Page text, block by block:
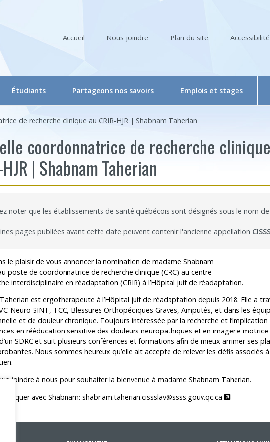
Accueil Nous joindre Plan du site Accessibilité
gestionnaires
recherche
CRIR
à la recherche
: Soutien financier
membre
Étudiants
Comité étudiant du CRIR
Ateliers – Événements | Étudiant
Programme « Bourses d’études supérieures du CRIR »
Carrefour des savoirs : pour la relève en santé et services sociaux
Faire un stage de recherche
Étudiants internationaux
Comment devenir membre
Partageons nos savoirs
Ateliers et conférences
Événements
CRIR Branché
Prix de reconnaissance Eva Kehayia et Bonnie Swaine
Publications en libre accès
Réaliser une affiche scientifique
Recherche en temps de pandémie
Rapports à consulter
Outils
Archives
Emplois et stages
de recherche clinique au CRIR-HJR | Shabnam Taherian
coordonnatrice de recherche
| Shabnam Taherian
noter que les établissements de santé québécois sont désignés sous le nom de
pages publiées avant cette date peuvent contenir l'ancienne appellation
le plaisir de vous annoncer la nomination de madame Shabnam
poste de coordonnatrice de recherche clinique (CRC) au centre
interdisciplinaire en réadaptation (CRIR) à l’Hôpital juif de réadaptation.
est ergothérapeute à l’Hôpital juif de réadaptation depuis 2018. Elle a
Neuro-SINT, TCC, Blessures Orthopédiques Graves, Amputés, et dans les
et de douleur chronique. Toujours intéressée par la recherche et
en rééducation sensitive des douleurs neuropathiques et en imagerie
SDRC et suit plusieurs conférences et formations afin de mieux arrimer ses
Nous sommes heureux qu’elle ait accepté de relever les défis associés
joindre à nous pour souhaiter la bienvenue à madame Shabnam Taherian.
avec Shabnam: shabnam.taherian.cissslav@ssss.gouv.qc.ca Ce lien